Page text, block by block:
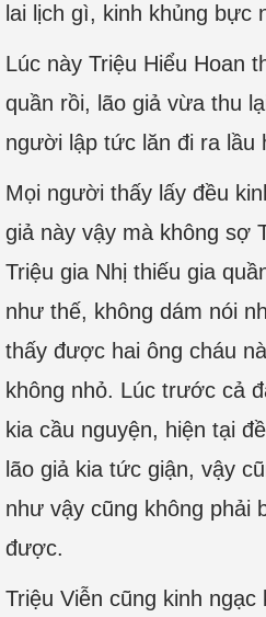
lai lịch gì, kinh khủng bực
Lúc này Triệu Hiểu Hoan
quần rồi, lão giả vừa thu
người lập tức lăn đi ra lầu
Mọi người thấy lấy đều
giả này vậy mà không sợ
Triệu gia Nhị thiếu gia
như thế, không dám nói
thấy được hai ông cháu
không nhỏ. Lúc trước cả
kia cầu nguyện, hiện tại
lão giả kia tức giận, vậy
như vậy cũng không phải
được.
Triệu Viễn cũng kinh